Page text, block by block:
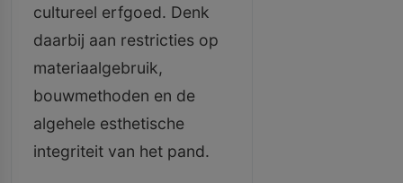
cultureel erfgoed. Denk
daarbij aan restricties op
materiaalgebruik,
bouwmethoden en de
algehele esthetische
integriteit van het pand.